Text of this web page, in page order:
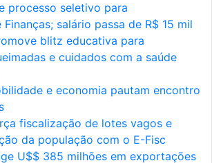
processo seletivo para
salário passa de R$ 15 mil
blitz educativa para
e cuidados com a saúde
e economia pautam encontro
fiscalização de lotes vagos e
da população com o E-Fisc
U$$ 385 milhões em exportações